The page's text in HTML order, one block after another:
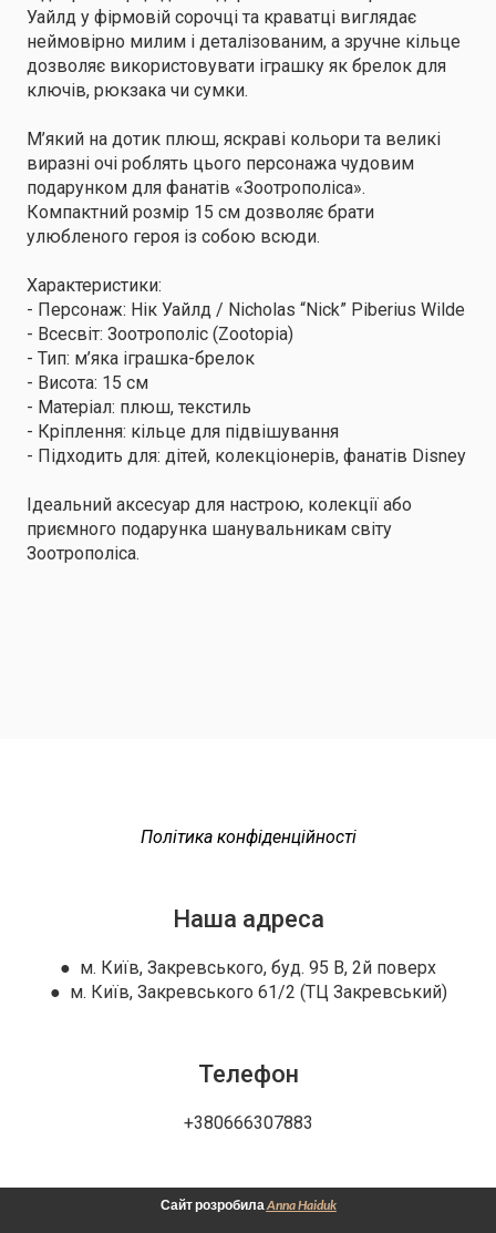
Уайлд у фірмовій сорочці та краватці виглядає
неймовірно милим і деталізованим, а зручне кільце
дозволяє використовувати іграшку як брелок для
ключів, рюкзака чи сумки.
М’який на дотик плюш, яскраві кольори та великі
виразні очі роблять цього персонажа чудовим
подарунком для фанатів «Зоотрополіса».
Компактний розмір 15 см дозволяє брати
улюбленого героя із собою всюди.
Характеристики:
- Персонаж: Нік Уайлд / Nicholas “Nick” Piberius Wilde
- Всесвіт: Зоотрополіс (Zootopia)
- Тип: м’яка іграшка-брелок
- Висота: 15 см
- Матеріал: плюш, текстиль
- Кріплення: кільце для підвішування
- Підходить для: дітей, колекціонерів, фанатів Disney
Ідеальний аксесуар для настрою, колекції або
приємного подарунка шанувальникам світу
Зоотрополіса.
Політика конфіденційності
Наша адреса
● м. Київ, Закревського, буд. 95 В, 2й поверх
● м. Київ, Закревського 61/2 (ТЦ Закревський)
Телефон
+380666307883
Сайт розробилаAnna Haiduk